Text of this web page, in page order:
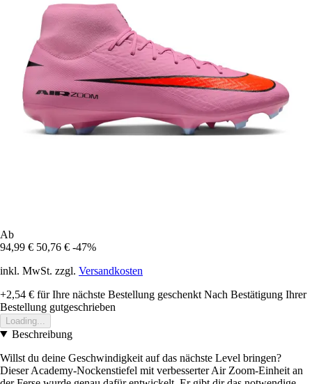
Ab
94,99 € 50,76 € -47%
inkl. MwSt. zzgl. Versandkosten
+2,54 € für Ihre nächste Bestellung geschenkt Nach Bestätigung Ihrer
Bestellung gutgeschrieben
Loading...
Beschreibung
Willst du deine Geschwindigkeit auf das nächste Level bringen?
Dieser Academy-Nockenstiefel mit verbesserter Air Zoom-Einheit an